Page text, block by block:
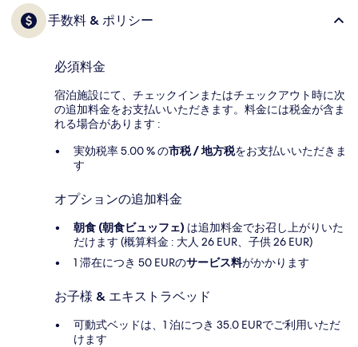
手数料 & ポリシー
必須料金
宿泊施設にて、チェックインまたはチェックアウト時に次
の追加料金をお支払いいただきます。料金には税金が含ま
れる場合があります :
実効税率 5.00 % の市税 / 地方税をお支払いいただきま
す
オプションの追加料金
朝食 (朝食ビュッフェ) は追加料金でお召し上がりいた
だけます (概算料金 : 大人 26 EUR、子供 26 EUR)
1 滞在につき 50 EURのサービス料がかかります
お子様 & エキストラベッド
可動式ベッドは、1 泊につき 35.0 EURでご利用いただ
けます